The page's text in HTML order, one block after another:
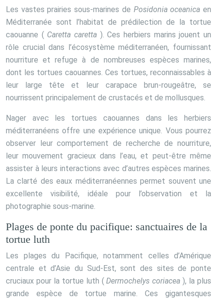
Les vastes prairies sous-marines de Posidonia oceanicaen
Méditerranée sont l’habitat de prédilection de la tortue
caouanne ( Caretta caretta ). Ces herbiers marins jouent un
rôle crucial dans l’écosystème méditerranéen, fournissant
nourriture et refuge à de nombreuses espèces marines,
dont les tortues caouannes. Ces tortues, reconnaissables à
leur large tête et leur carapace brun-rougeâtre, se
nourrissent principalement de crustacés et de mollusques.
Nager avec les tortues caouannes dans les herbiers
méditerranéens offre une expérience unique. Vous pourrez
observer leur comportement de recherche de nourriture,
leur mouvement gracieux dans l’eau, et peut-être même
assister à leurs interactions avec d’autres espèces marines.
La clarté des eaux méditerranéennes permet souvent une
excellente visibilité, idéale pour l’observation et la
photographie sous-marine.
Plages de ponte du pacifique: sanctuaires de la
tortue luth
Les plages du Pacifique, notamment celles d’Amérique
centrale et d’Asie du Sud-Est, sont des sites de ponte
cruciaux pour la tortue luth (Dermochelys coriacea ), la plus
grande espèce de tortue marine. Ces gigantesques